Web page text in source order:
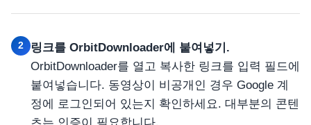
2
링크를 OrbitDownloader에 붙여넣기.
OrbitDownloader를 열고 복사한 링크를 입력 필드에
붙여넣습니다. 동영상이 비공개인 경우 Google 계
정에 로그인되어 있는지 확인하세요. 대부분의 콘텐
츠는 인증이 필요합니다.